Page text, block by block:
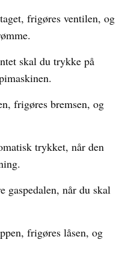
frigøres ventilen, og
skal du trykke på
frigøres bremsen, og
trykket, når den
når du skal
frigøres låsen, og